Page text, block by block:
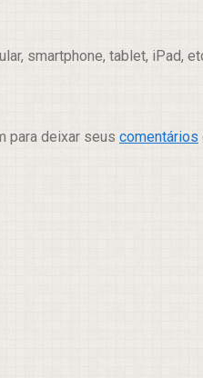
smartphone, tablet, iPad,
para deixar seus comentários